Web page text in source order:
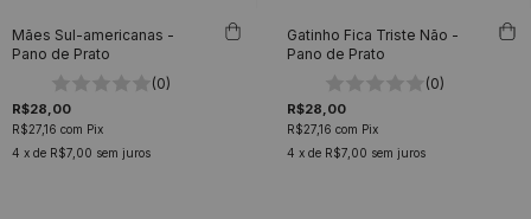
Mães Sul-americanas -
Pano de Prato
(0)
R$28,00
R$27,16 com Pix
4 x de R$7,00 sem juros
Gatinho Fica Triste Não -
Pano de Prato
(0)
R$28,00
R$27,16 com Pix
4 x de R$7,00 sem juros